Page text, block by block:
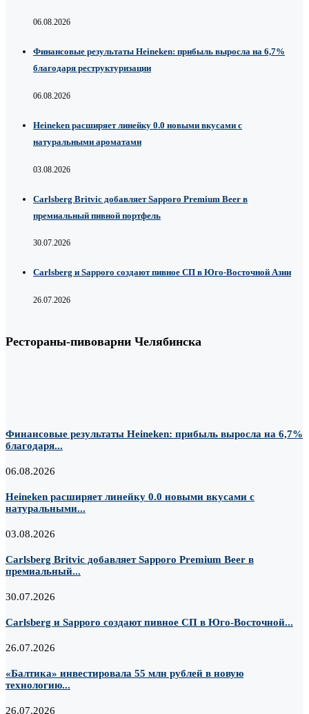
06.08.2026
Финансовые результаты Heineken: прибыль выросла на 6,7%
благодаря реструктуризации
06.08.2026
Heineken расширяет линейку 0.0 новыми вкусами с
натуральными ароматами
03.08.2026
Carlsberg Britvic добавляет Sapporo Premium Beer в
премиальный пивной портфель
30.07.2026
Carlsberg и Sapporo создают пивное СП в Юго-Восточной Азии
26.07.2026
Рестораны-пивоварни Челябинска
Финансовые результаты Heineken: прибыль выросла на 6,7%
благодаря...
06.08.2026
Heineken расширяет линейку 0.0 новыми вкусами с
натуральными...
03.08.2026
Carlsberg Britvic добавляет Sapporo Premium Beer в
премиальный...
30.07.2026
Carlsberg и Sapporo создают пивное СП в Юго-Восточной...
26.07.2026
«Балтика» инвестировала 55 млн рублей в новую
технологию...
26.07.2026